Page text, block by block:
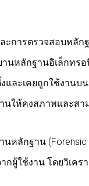
ละการตรวจสอบหลัก
นหลักฐานอิเล็กทร
ละเคยถูกใช้งานบ
นให้คงสภาพและส
หลักฐาน (Forensic
กผู้ใช้งาน โดยวิเค